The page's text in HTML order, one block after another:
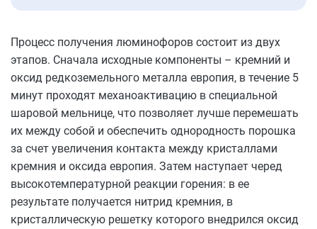
Процесс получения люминофоров состоит из двух
этапов. Сначала исходные компоненты – кремний и
оксид редкоземельного металла европия, в течение 5
минут проходят механоактивацию в специальной
шаровой мельнице, что позволяет лучше перемешать
их между собой и обеспечить однородность порошка
за счет увеличения контакта между кристаллами
кремния и оксида европия. Затем наступает черед
высокотемпературной реакции горения: в ее
результате получается нитрид кремния, в
кристаллическую решетку которого внедрился оксид